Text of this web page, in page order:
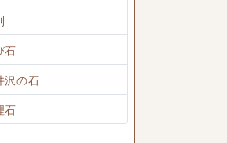
石
沢の石
石